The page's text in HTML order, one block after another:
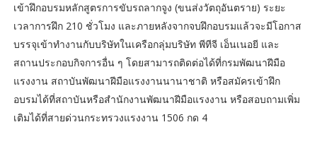
เข้าฝึกอบรมหลักสูตรการขับรถลากจูง (ขนส่งวัตถุอันตราย) ระยะ
เวลาการฝึก 210 ชั่วโมง และภายหลังจากจบฝึกอบรมแล้วจะมีโอกาส
บรรจุเข้าทำงานกับบริษัทในเครือกลุ่มบริษัท พีทีจี เอ็นเนอยี และ
สถานประกอบกิจการอื่น ๆ โดยสามารถติดต่อได้ที่กรมพัฒนาฝีมือ
แรงงาน สถาบันพัฒนาฝีมือแรงงานนานาชาติ หรือสมัครเข้าฝึก
อบรมได้ที่สถาบันหรือสำนักงานพัฒนาฝีมือแรงงาน หรือสอบถามเพิ่ม
เติมได้ที่สายด่วนกระทรวงแรงงาน 1506 กด 4